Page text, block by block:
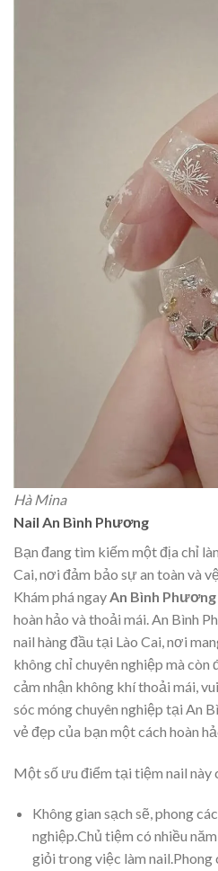
Hà Mina
Nail An Bình Phương
Bạn đang tìm kiếm một địa chỉ
Cai, nơi đảm bảo sự an toàn và
Khám phá ngay An Bình Phương
hoàn hảo và thoải mái. An Bình
nail hàng đầu tại Lào Cai, nơi
không chỉ chuyên nghiệp mà còn
cảm nhận không khí thoải mái,
sóc móng chuyên nghiệp tại An
vẻ đẹp của bạn một cách hoàn
Một số ưu điểm tại tiệm nail này
Không gian sạch sẽ, phong
nghiệp.Chủ tiệm có nhiều
giỏi trong việc làm nail.Phong